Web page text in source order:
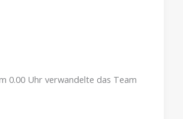
0.00 Uhr verwandelte das Team